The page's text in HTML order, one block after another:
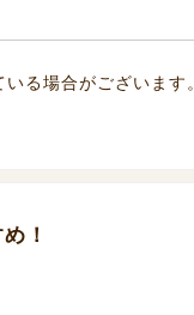
る場合がございます
！